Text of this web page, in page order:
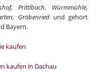
Prittlbach, Würmmühle,
Gröbenriedund gehört
Bayern.
kaufen
kaufen in Dachau